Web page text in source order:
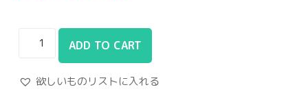
ADD TO CART
欲しいものリストに入れる